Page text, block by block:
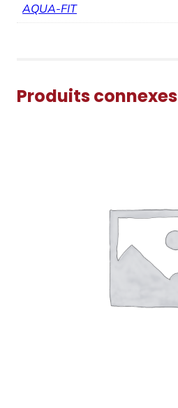
AQUA-FIT
Produits connexes